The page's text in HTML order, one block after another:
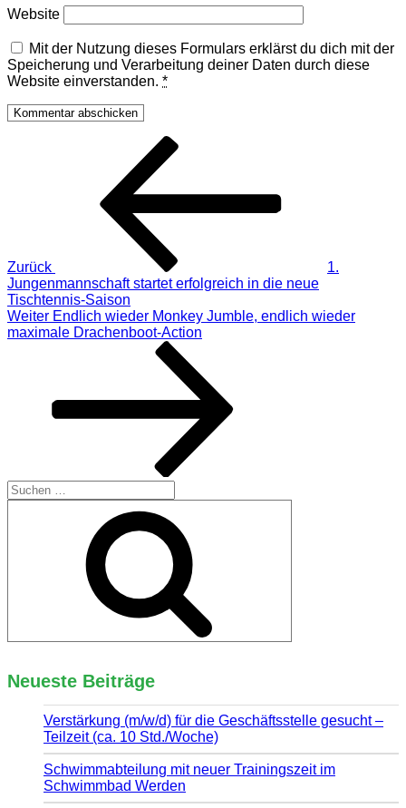
Website
Mit der Nutzung dieses Formulars erklärst du dich mit der
Speicherung und Verarbeitung deiner Daten durch diese
Website einverstanden. *
Beitragsnavigation
Zurück
1.
Jungenmannschaft startet erfolgreich in die neue
Tischtennis-Saison
Nächster
Beitrag
Weiter Endlich wieder Monkey Jumble, endlich wieder
maximale Drachenboot-Action
Suchen
nach:
Neueste Beiträge
Verstärkung (m/w/d) für die Geschäftsstelle gesucht –
Teilzeit (ca. 10 Std./Woche)
Schwimmabteilung mit neuer Trainingszeit im
Schwimmbad Werden